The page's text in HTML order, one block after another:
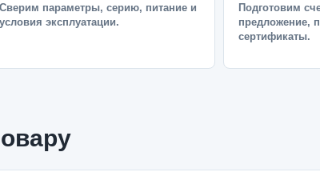
Сверим параметры, серию, питание и
условия эксплуатации.
Подготовим
предложение,
сертификаты.